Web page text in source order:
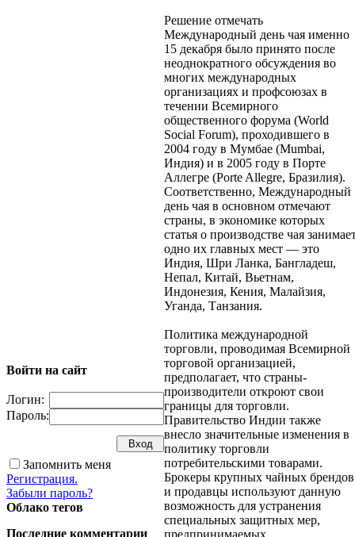
Войти на сайт
Логин:
Пароль:
Запомнить меня
Регистрация.
Забыли пароль?
Облако тегов
Последние комментарии
Решение отмечать
Международный день чая именно
15 декабря было принято после
неоднократного обсуждения во
многих международных
организациях и профсоюзах в
течении Всемирного
общественного форума (World
Social Forum), проходившего в
2004 году в Мумбае (Mumbai,
Индия) и в 2005 году в Порте
Аллегре (Porte Allegre, Бразилия).
Соответственно, Международный
день чая в основном отмечают
страны, в экономике которых
статья о производстве чая
одно их главных мест — это
Индия, Шри Ланка, Бангладеш,
Непал, Китай, Вьетнам,
Индонезия, Кения, Малайзия,
Уганда, Танзания.
Политика международной
торговли, проводимая Всемирной
торговой организацией,
предполагает, что страны-
производители откроют свои
границы для торговли.
Правительство Индии также
внесло значительные изменения в
политику торговли
потребительскими товарами.
Брокеры крупных чайных брендов
и продавцы используют данную
возможность для устранения
специальных защитных мер,